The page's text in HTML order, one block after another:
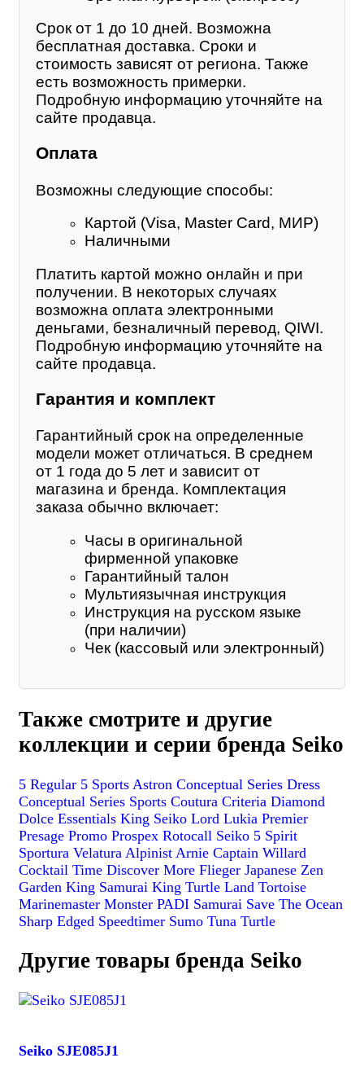
Срок от 1 до 10 дней. Возможна
бесплатная доставка. Сроки и
стоимость зависят от региона. Также
есть возможность примерки.
Подробную информацию уточняйте на
сайте продавца.
Оплата
Возможны следующие способы:
Картой (Visa, Master Card, МИР)
Наличными
Платить картой можно онлайн и при
получении. В некоторых случаях
возможна оплата электронными
деньгами, безналичный перевод, QIWI.
Подробную информацию уточняйте на
сайте продавца.
Гарантия и комплект
Гарантийный срок на определенные
модели может отличаться. В среднем
от 1 года до 5 лет и зависит от
магазина и бренда. Комплектация
заказа обычно включает:
Часы в оригинальной
фирменной упаковке
Гарантийный талон
Мультиязычная инструкция
Инструкция на русском языке
(при наличии)
Чек (кассовый или электронный)
Также смотрите и другие
коллекции и серии бренда Seiko
5 Regular 5 Sports Astron Conceptual Series Dress
Conceptual Series Sports Coutura Criteria Diamond
Dolce Essentials King Seiko Lord Lukia Premier
Presage Promo Prospex Rotocall Seiko 5 Spirit
Sportura Velatura Alpinist Arnie Captain Willard
Cocktail Time Discover More Flieger Japanese Zen
Garden King Samurai King Turtle Land Tortoise
Marinemaster Monster PADI Samurai Save The Ocean
Sharp Edged Speedtimer Sumo Tuna Turtle
Другие товары бренда Seiko
Seiko SJE085J1